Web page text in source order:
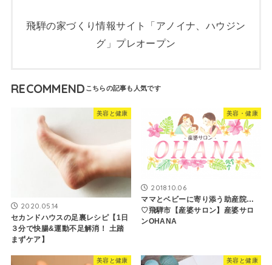
飛騨の家づくり情報サイト「アノイナ、ハウジン
グ」プレオープン
RECOMMEND
美容と健康
2020.05.14
セカンドハウスの足裏レシピ【1日
３分で快腸&運動不足解消！ 土踏
まずケア】
美容・健康
2018.10.06
ママとベビーに寄り添う助産院…
♡飛騨市【産婆サロン】産婆サロ
ンOHANA
美容と健康 美容と健康